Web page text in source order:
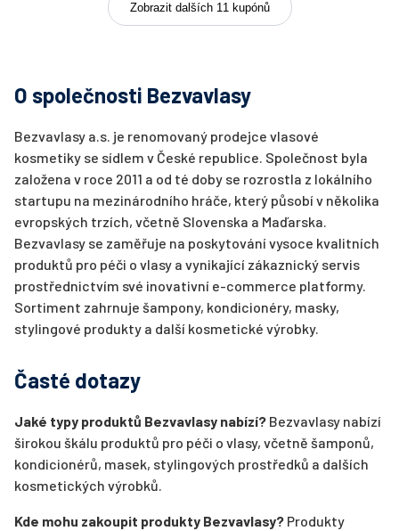
Zobrazit dalších 11 kupónů
O společnosti Bezvavlasy
Bezvavlasy a.s. je renomovaný prodejce vlasové
kosmetiky se sídlem v České republice. Společnost byla
založena v roce 2011 a od té doby se rozrostla z lokálního
startupu na mezinárodního hráče, který působí v několika
evropských trzích, včetně Slovenska a Maďarska.
Bezvavlasy se zaměřuje na poskytování vysoce kvalitních
produktů pro péči o vlasy a vynikající zákaznický servis
prostřednictvím své inovativní e-commerce platformy.
Sortiment zahrnuje šampony, kondicionéry, masky,
stylingové produkty a další kosmetické výrobky.
Časté dotazy
Jaké typy produktů Bezvavlasy nabízí? Bezvavlasy nabízí
širokou škálu produktů pro péči o vlasy, včetně šamponů,
kondicionérů, masek, stylingových prostředků a dalších
kosmetických výrobků.
Kde mohu zakoupit produkty Bezvavlasy? Produkty